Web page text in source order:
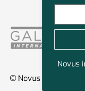
© Novus Group
Novus